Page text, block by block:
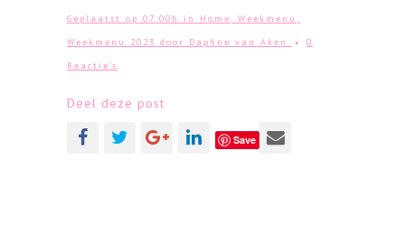
Geplaatst op 07:00h in Home , Weekmenu ,
Weekmenu 2023 door Daphne van Aken
0
Reactie's
Deel deze post
Save